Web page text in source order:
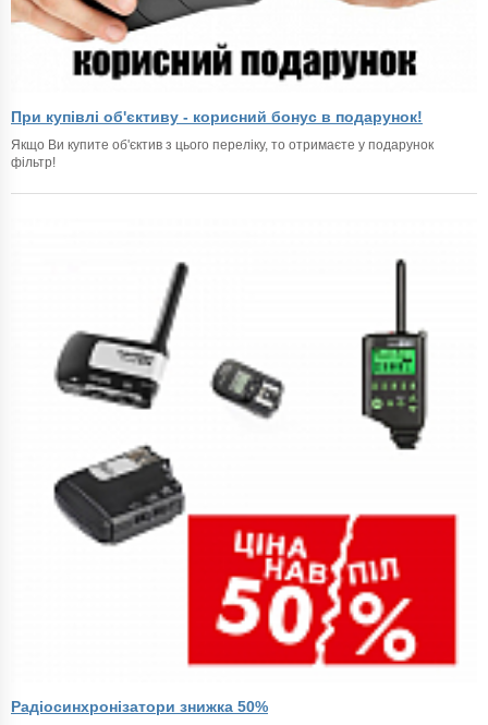
При купівлі об'єктиву - корисний бонус в подарунок!
Якщо Ви купите об'єктив з цього переліку, то отримаєте у подарунок
фільтр!
Радіосинхронізатори знижка 50%